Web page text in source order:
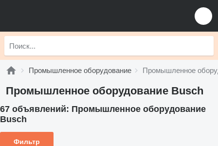
Промышленное оборудование Промышленное
Промышленное оборудование Busch
67 объявлений: Промышленное оборудование
Busch
Фильтр